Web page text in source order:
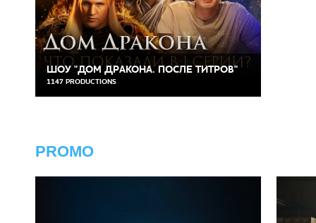
ШОУ "ДОМ ДРАКОНА. ПОСЛЕ ТИТРОВ"
1147 PRODUCTIONS
PROMO